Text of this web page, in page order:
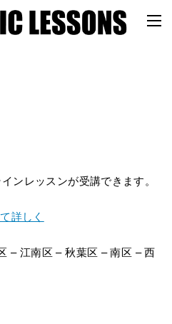
ンレッスンが受講できます。
詳しく
– 江南区 – 秋葉区 – 南区 – 西